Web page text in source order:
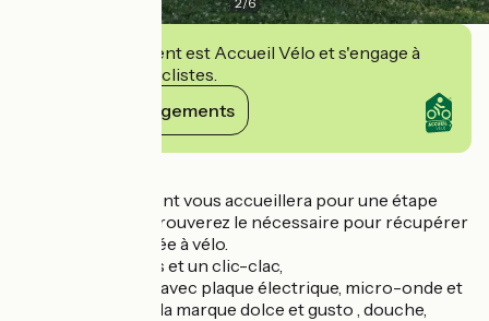
Cet établissement est Accueil Vélo et s'engage à
accueillir des cyclistes.
Voir ses engagements
Notre hébergement vous accueillera pour une étape
reposante. Vous trouverez le nécessaire pour récupérer
après votre journée à vélo.
Un lit 2 personnes et un clic-clac,
Petit coin cuisine avec plaque électrique, micro-onde et
frigo, cafetière de la marque dolce et gusto , douche,